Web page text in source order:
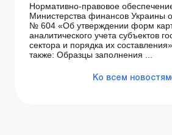
Нормативно-правовое
Министерства финансов Украины
№ 604 «Об утверждении форм
аналитического учета субъектов
сектора и порядка их
также: Образцы заполнения ...
Ко всем новостям